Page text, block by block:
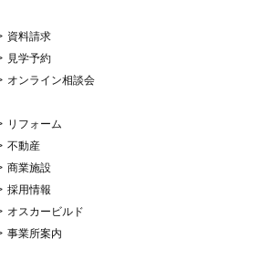
資料請求
見学予約
オンライン相談会
リフォーム
不動産
商業施設
採用情報
オスカービルド
事業所案内